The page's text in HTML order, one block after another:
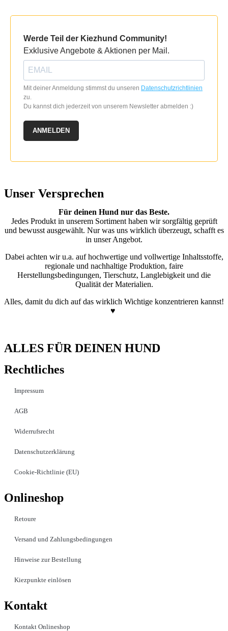
Werde Teil der Kiezhund Community!
Exklusive Angebote & Aktionen per Mail.
Mit deiner Anmeldung stimmst du unseren Datenschutzrichtlinien
zu.
Du kannst dich jederzeit von unserem Newsletter abmelden :)
ANMELDEN
Unser Versprechen
Für deinen Hund nur das Beste.
Jedes Produkt in unserem Sortiment haben wir sorgfältig geprüft
und bewusst ausgewählt. Nur was uns wirklich überzeugt, schafft es
in unser Angebot.
Dabei achten wir u.a. auf hochwertige und vollwertige Inhaltsstoffe,
regionale und nachhaltige Produktion, faire
Herstellungsbedingungen, Tierschutz, Langlebigkeit und die
Qualität der Materialien.
Alles, damit du dich auf das wirklich Wichtige konzentrieren kannst!
♥
ALLES FÜR DEINEN HUND
Rechtliches
Impressum
AGB
Widerrufsrecht
Datenschutzerklärung
Cookie-Richtlinie (EU)
Onlineshop
Retoure
Versand und Zahlungsbedingungen
Hinweise zur Bestellung
Kiezpunkte einlösen
Kontakt​
Kontakt Onlineshop